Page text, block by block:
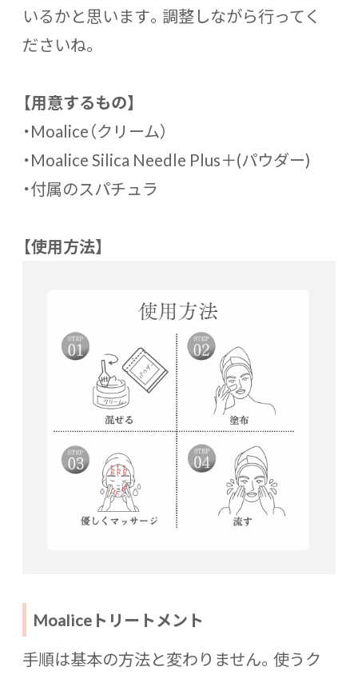
いるかと思います。調整しながら行ってく
ださいね。
【用意するもの】
・Moalice（クリーム）
・Moalice Silica Needle Plus＋(パウダー)
・付属のスパチュラ
【使用方法】
Moaliceトリートメント
手順は基本の方法と変わりません。使うク